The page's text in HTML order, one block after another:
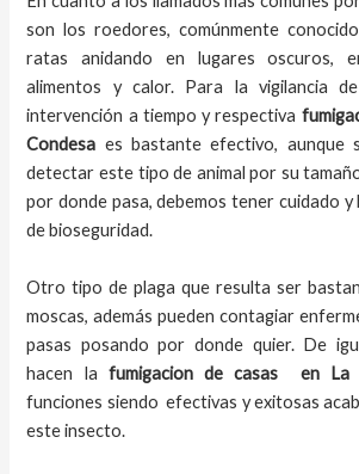
son los roedores, comúnmente
ratas anidando en lugares oscuros,
alimentos y calor. Para la vigilancia
intervención a tiempo y respectiva
Condesa es bastante efectivo, aunque
detectar este tipo de animal por su
por donde pasa, debemos tener cuidado
de bioseguridad.
Otro tipo de plaga que resulta ser
moscas, además pueden contagiar
pasas posando por donde quier. De
hacen la fumigacion de casas en La
funciones siendo efectivas y exitosas
este insecto.